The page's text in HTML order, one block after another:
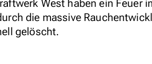
West haben ein Feuer
die massive
gelöscht.